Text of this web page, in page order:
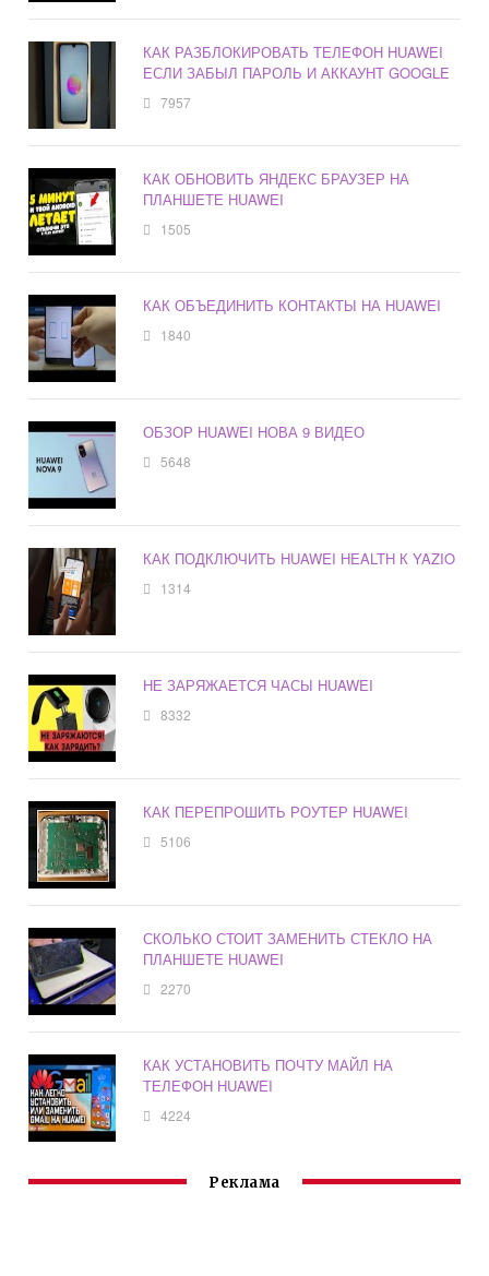
КАК РАЗБЛОКИРОВАТЬ ТЕЛЕФОН HUAWEI
ЕСЛИ ЗАБЫЛ ПАРОЛЬ И АККАУНТ GOOGLE
7957
КАК ОБНОВИТЬ ЯНДЕКС БРАУЗЕР НА
ПЛАНШЕТЕ HUAWEI
1505
КАК ОБЪЕДИНИТЬ КОНТАКТЫ НА HUAWEI
1840
ОБЗОР HUAWEI НОВА 9 ВИДЕО
5648
КАК ПОДКЛЮЧИТЬ HUAWEI HEALTH К YAZIO
1314
НЕ ЗАРЯЖАЕТСЯ ЧАСЫ HUAWEI
8332
КАК ПЕРЕПРОШИТЬ РОУТЕР HUAWEI
5106
СКОЛЬКО СТОИТ ЗАМЕНИТЬ СТЕКЛО НА
ПЛАНШЕТЕ HUAWEI
2270
КАК УСТАНОВИТЬ ПОЧТУ МАЙЛ НА
ТЕЛЕФОН HUAWEI
4224
Реклама